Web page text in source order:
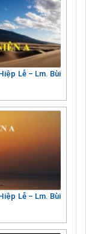
Lễ – Lm. Bùi
Lễ – Lm. Bùi